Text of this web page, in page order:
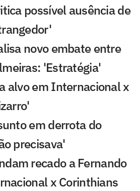
possível ausência de
novo embate entre
'Estratégia'
alvo em Internacional x
em derrota do
precisava'
recado a Fernando
x Corinthians